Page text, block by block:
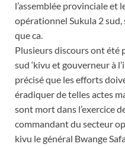
l’assemblée provinciale et
opérationnel Sukula 2
que ca.
Plusieurs discours ont été
sud ‘kivu et gouverneur à
précisé que les efforts
éradiquer de telles actes
sont mort dans l’exercice
commandant du secteur
kivu le général Bwange